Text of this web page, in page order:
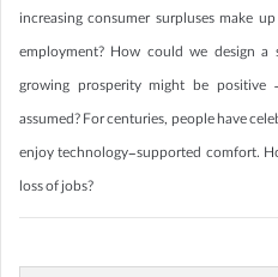
increasing consumer surpluses make
employment? How could we design
growing prosperity might be
assumed? For centuries, people have
enjoy technology-supported comfort.
loss of jobs?